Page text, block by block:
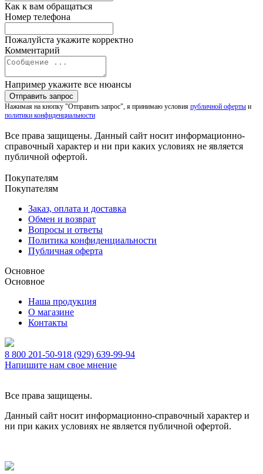
Как к вам обращаться
Номер телефона
Пожалуйста укажите корректно
Комментарий
Например укажите все нюансы
Нажимая на кнопку "Отправить запрос", я принимаю условия публичной оферты и
политики конфиденциальности
Все права защищены. Данный сайт носит информационно-
справочный характер и ни при каких условиях не является
публичной офертой.
Покупателям
Покупателям
Заказ, оплата и доставка
Обмен и возврат
Вопросы и ответы
Политика конфиденциальности
Публичная оферта
Основное
Основное
Наша продукция
О магазине
Контакты
8 800 201-50-918 (929) 639-99-94
Напишите нам свое мнение
Все права защищены.
Данный сайт носит информационно-справочный характер и
ни при каких условиях не является публичной офертой.